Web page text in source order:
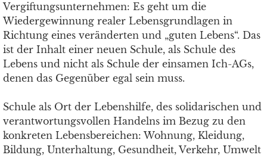
Vergiftungsunternehmen: Es geht um die
Wiedergewinnung realer Lebensgrundlagen in
Richtung eines veränderten und „guten Lebens“. Das
ist der Inhalt einer neuen Schule, als Schule des
Lebens und nicht als Schule der einsamen Ich-AGs,
denen das Gegenüber egal sein muss.
Schule als Ort der Lebenshilfe, des solidarischen und
verantwortungsvollen Handelns im Bezug zu den
konkreten Lebensbereichen: Wohnung, Kleidung,
Bildung, Unterhaltung, Gesundheit, Verkehr, Umwelt